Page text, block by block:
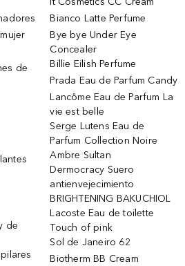
de
de
Bianco Latte Perfume
Bye bye Under Eye
Concealer
Billie Eilish Perfume
Prada Eau de Parfum Candy
Lancôme Eau de Parfum La
vie est belle
Serge Lutens Eau de
Parfum Collection Noire
Ambre Sultan
Dermocracy Suero
antienvejecimiento
BRIGHTENING BAKUCHIOL
Lacoste Eau de toilette
Touch of pink
Sol de Janeiro 62
Biotherm BB Cream